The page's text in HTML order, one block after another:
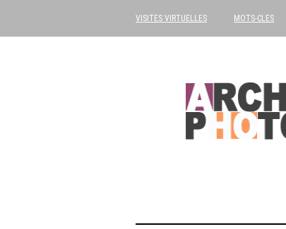
VISITES VIRTUELLES MOTS-CLES